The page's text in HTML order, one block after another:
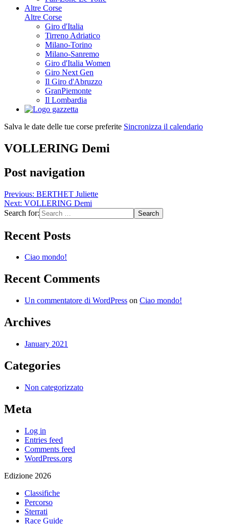
Altre Corse
Altre Corse
Giro d'Italia
Tirreno Adriatico
Milano-Torino
Milano-Sanremo
Giro d'Italia Women
Giro Next Gen
Il Giro d'Abruzzo
GranPiemonte
Il Lombardia
Salva le date delle tue corse preferite Sincronizza il calendario
VOLLERING Demi
Post navigation
Previous: BERTHET Juliette
Next: VOLLERING Demi
Search for:
Recent Posts
Ciao mondo!
Recent Comments
Un commentatore di WordPress on Ciao mondo!
Archives
January 2021
Categories
Non categorizzato
Meta
Log in
Entries feed
Comments feed
WordPress.org
Edizione 2026
Classifiche
Percorso
Sterrati
Race Guide